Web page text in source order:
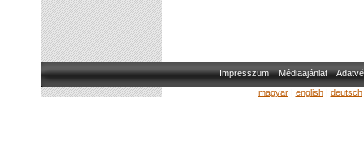
Impresszum Médiaajánlat
magyar| english| deutsch